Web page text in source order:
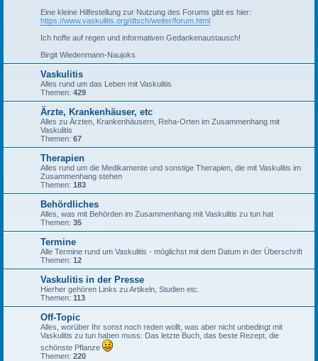
Eine kleine Hilfestellung zur Nutzung des Forums gibt es hier:
https://www.vaskulitis.org/dtsch/weiter/forum.html
Ich hoffe auf regen und informativen Gedankenaustausch!
Birgit Wiedenmann-Naujoks
Vaskulitis
Alles rund um das Leben mit Vaskulitis
Themen: 429
Ärzte, Krankenhäuser, etc
Alles zu Ärzten, Krankenhäusern, Reha-Orten im Zusammenhang mit
Vaskulitis
Themen: 67
Therapien
Alles rund um die Medikamente und sonstige Therapien, die mit Vaskulitis im
Zusammenhang stehen
Themen: 183
Behördliches
Alles, was mit Behörden im Zusammenhang mit Vaskulitis zu tun hat
Themen: 35
Termine
Alle Termine rund um Vaskulitis - möglichst mit dem Datum in der Überschrift
Themen: 12
Vaskulitis in der Presse
Hierher gehören Links zu Artikeln, Studien etc.
Themen: 113
Off-Topic
Alles, worüber Ihr sonst noch reden wollt, was aber nicht unbedingt mit
Vaskulitis zu tun haben muss: Das letzte Buch, das beste Rezept, die
schönste Pflanze
Themen: 220